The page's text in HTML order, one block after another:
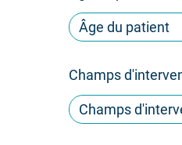
Champs